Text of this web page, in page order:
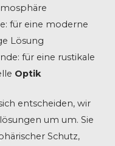
für eine moderne
Lösung
für eine rustikale
Optik
entscheiden, wir
um um. Sie
Schutz,